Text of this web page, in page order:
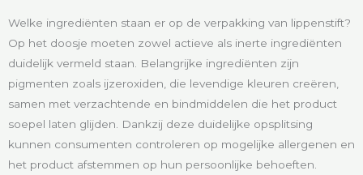
Welke ingrediënten staan er op de verpakking van lippenstift?
Op het doosje moeten zowel actieve als inerte ingrediënten
duidelijk vermeld staan. Belangrijke ingrediënten zijn
pigmenten zoals ijzeroxiden, die levendige kleuren creëren,
samen met verzachtende en bindmiddelen die het product
soepel laten glijden. Dankzij deze duidelijke opsplitsing
kunnen consumenten controleren op mogelijke allergenen en
het product afstemmen op hun persoonlijke behoeften.